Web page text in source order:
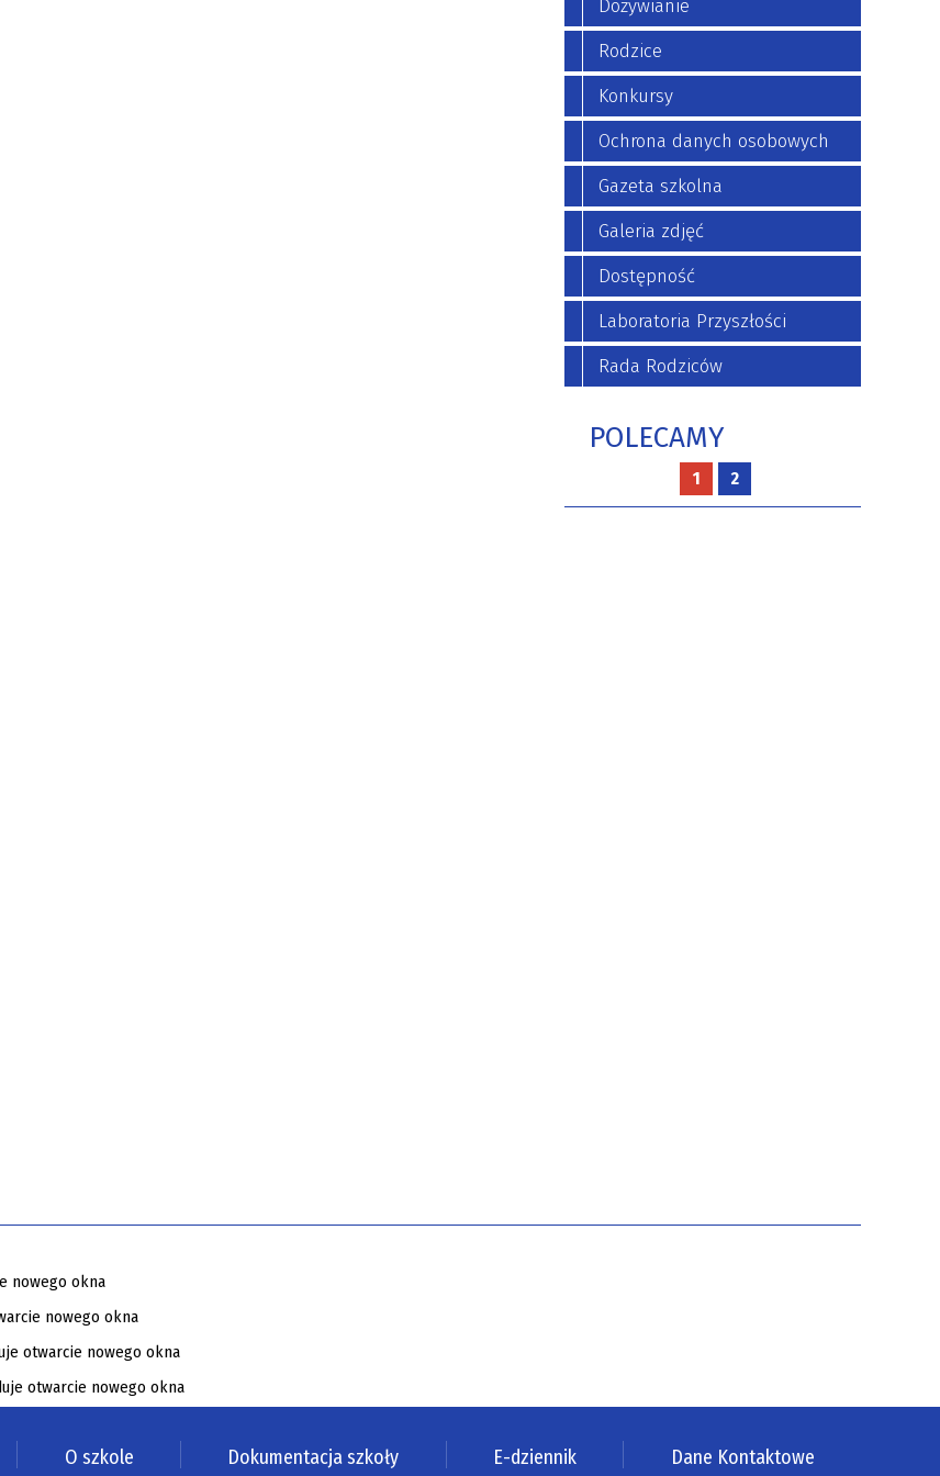
Dożywianie
Rodzice
Konkursy
Ochrona danych osobowych
Gazeta szkolna
Galeria zdjęć
Dostępność
Laboratoria Przyszłości
Rada Rodziców
POLECAMY
1 2
O szkole Dokumentacja szkoły E-dziennik Dane Kontaktowe